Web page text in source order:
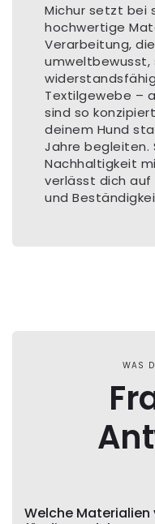
Michur setzt bei
hochwertige
Verarbeitung,
umweltbewusst,
Textilgewebe –
sind so
deinem Hund
Jahre begleiten.
Nachhaltigkeit
verlässt dich auf
und
WAS
Welche